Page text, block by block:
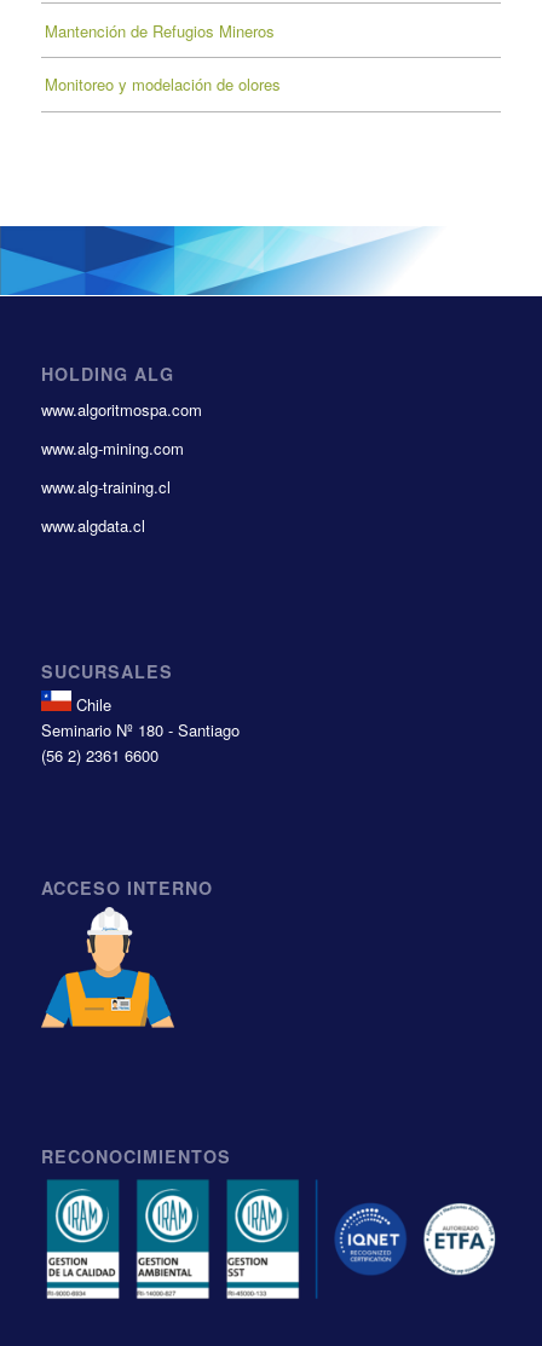
Mantención de Refugios Mineros
Monitoreo y modelación de olores
HOLDING ALG
www.algoritmospa.com
www.alg-mining.com
www.alg-training.cl
www.algdata.cl
SUCURSALES
Chile
Seminario Nº 180 - Santiago
(56 2) 2361 6600
ACCESO INTERNO
RECONOCIMIENTOS